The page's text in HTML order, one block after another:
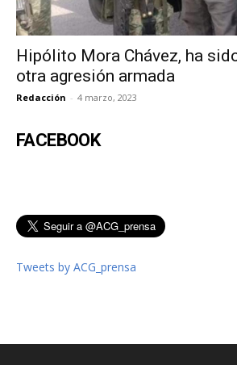
Hipólito Mora Chávez, ha
otra agresión armada
Redacción - 4 marzo, 2023
FACEBOOK
Tweets by ACG_prensa